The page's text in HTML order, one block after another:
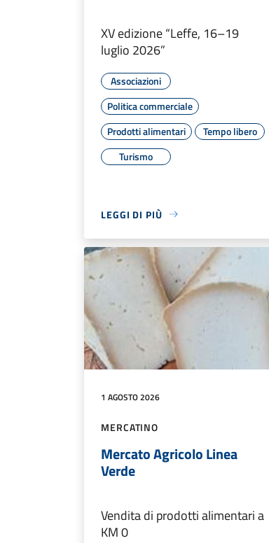
XV edizione “Leffe, 16–19
luglio 2026”
Associazioni
Politica commerciale
Prodotti alimentari
Tempo libero
Turismo
LEGGI DI PIÙ
1 AGOSTO 2026
MERCATINO
Mercato Agricolo Linea
Verde
Vendita di prodotti alimentari a
KM 0